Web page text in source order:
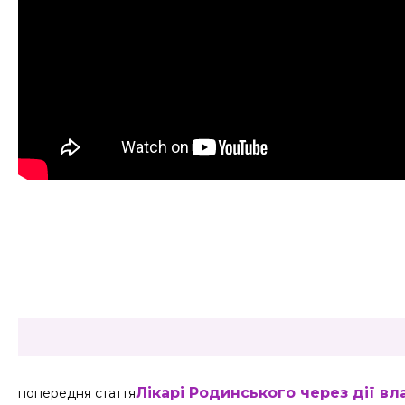
попередня статтяЛікарі Родинського через дії